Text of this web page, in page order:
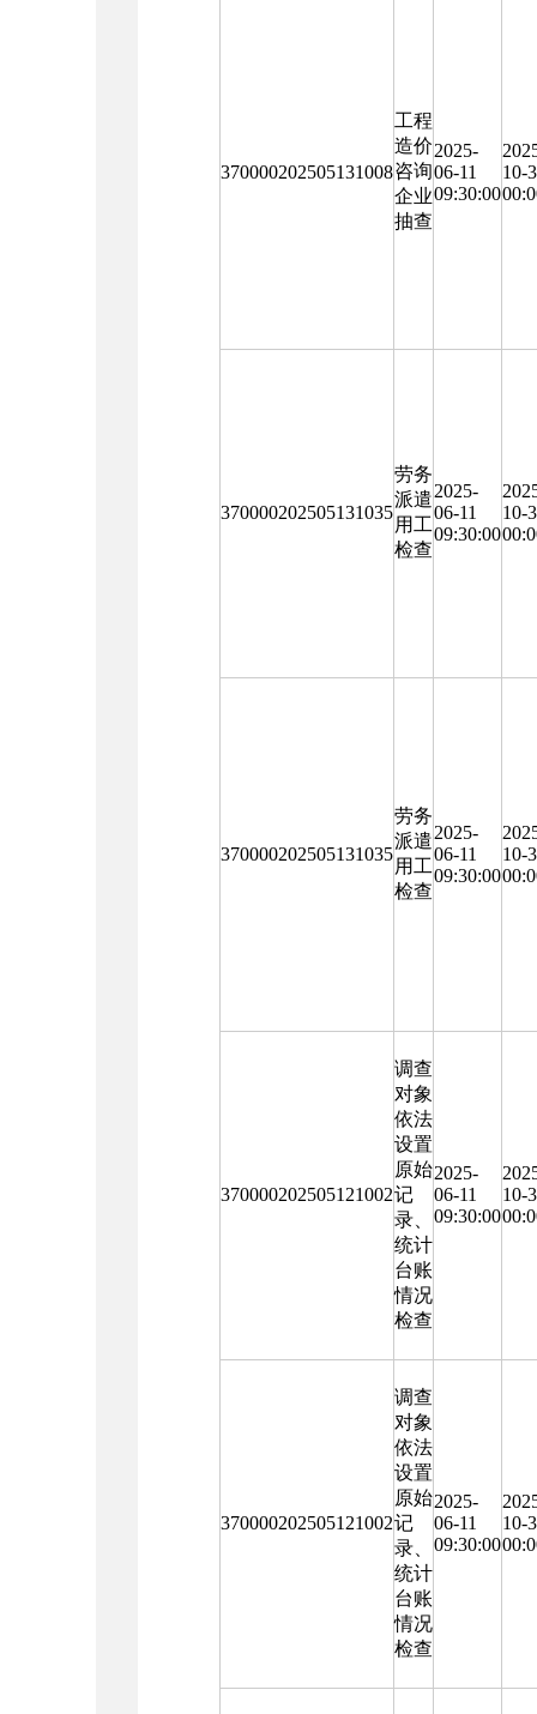
370000202505131008
工程
造价
咨询
企业
抽查
2025-
06-11
09:30:00
10-
370000202505131035
劳务
派遣
用工
检查
2025-
06-11
09:30:00
10-
370000202505131035
劳务
派遣
用工
检查
2025-
06-11
09:30:00
10-
370000202505121002
调查
对象
依法
设置
原始
记
录、
统计
台账
情况
检查
2025-
06-11
09:30:00
10-
370000202505121002
调查
对象
依法
设置
原始
记
录、
统计
台账
情况
检查
2025-
06-11
09:30:00
10-